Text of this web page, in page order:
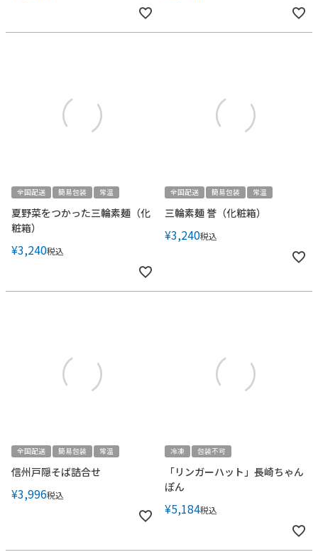
全国配送 簡易包装 常温
夏野菜をつかった三輪素麺（化
粧箱）
¥3,240税込
全国配送 簡易包装 常温
三輪素麺 誉（化粧箱）
¥3,240税込
全国配送 簡易包装 常温
信州戸隠そば詰合せ
¥3,996税込
冷凍 包装不可
「リンガーハット」長崎ちゃん
ぽん
¥5,184税込